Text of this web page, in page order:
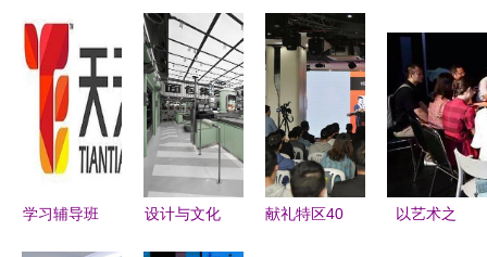
动策划】-
设计作品展
7月6日开幕
奏响时代声
——第五届
辽源琵琶文
化艺术周
暨“辽源
杯”琵琶艺
绣工艺与现
代创意设计
应用系列培
训班圆满结
业
学习辅导班
设计与文化
献礼特区40
以艺术之